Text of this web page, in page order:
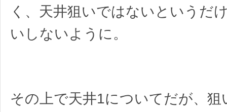
く、天井狙いではないというだ
いしないように。
その上で天井1についてだが、狙